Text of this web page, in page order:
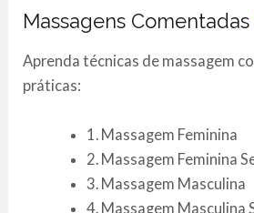
Massagens Comentadas
Aprenda técnicas de massagem
práticas:
1. Massagem Feminina
2. Massagem Feminina
3. Massagem Masculina
4. Massagem Masculina